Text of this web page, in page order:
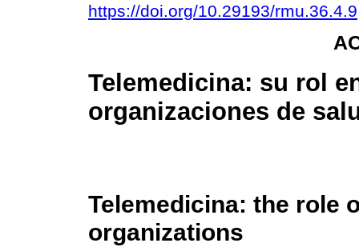
https://doi.org/10.29193/rmu.36.4.9
Telemedicina: su rol
organizaciones de
Telemedicina: the role
organizations